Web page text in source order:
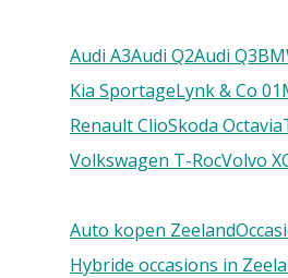
Audi A3Audi Q2Audi Q3
Kia SportageLynk & Co 01
Renault ClioSkoda Octavia
Volkswagen T-RocVolvo
Auto kopen Zeeland
Hybride occasions in